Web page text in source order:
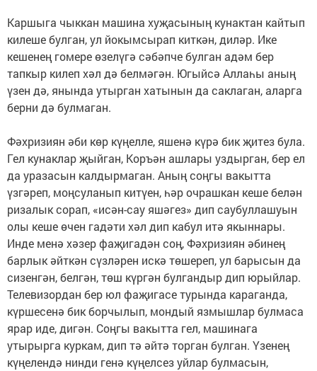
Каршыга чыккан машина хуҗасының кунактан кайтып
килеше булган, ул йокымсырап киткән, диләр. Ике
кешенең гомере өзелүгә сәбәпче булган адәм бер
тапкыр килеп хәл дә белмәгән. Югыйсә Аллаһы аның
үзен дә, янында утырган хатынын да саклаган, аларга
берни дә булмаган.
Фәхризиян әби көр күңелле, яшенә күрә бик җитез була.
Гел кунаклар җыйган, Коръән ашлары уздырган, бер ел
да уразасын калдырмаган. Аның соңгы вакытта
үзгәреп, моңсуланып китүен, һәр очрашкан кеше белән
ризалык сорап, «исән-сау яшәгез» дип саубуллашуын
олы кеше өчен гадәти хәл дип кабул итә якыннары.
Инде менә хәзер фаҗигадән соң, Фәхризиян әбинең
барлык әйткән сүзләрен искә төшереп, ул барысын да
сизенгән, белгән, төш күргән булгандыр дип юрыйлар.
Телевизордан бер юл фаҗигасе турында караганда,
күршесенә бик борчылып, мондый язмышлар булмаса
ярар иде, дигән. Соңгы вакытта гел, машинага
утырырга куркам, дип тә әйтә торган булган. Үзенең
күңелендә нинди генә күңелсез уйлар булмасын,